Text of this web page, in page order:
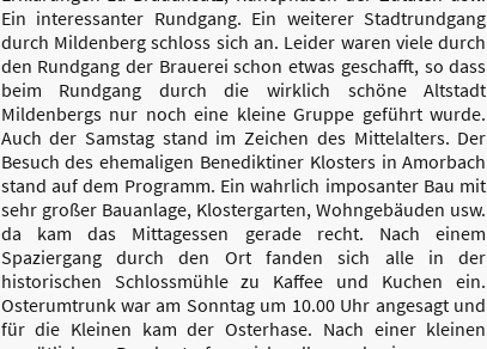
Ein interessanter Rundgang. Ein weiterer Stadtrundgang
durch Mildenberg schloss sich an. Leider waren viele durch
den Rundgang der Brauerei schon etwas geschafft, so dass
beim Rundgang durch die wirklich schöne Altstadt
Mildenbergs nur noch eine kleine Gruppe geführt wurde.
Auch der Samstag stand im Zeichen des Mittelalters. Der
Besuch des ehemaligen Benediktiner Klosters in Amorbach
stand auf dem Programm. Ein wahrlich imposanter Bau mit
sehr großer Bauanlage, Klostergarten, Wohngebäuden usw.
da kam das Mittagessen gerade recht. Nach einem
Spaziergang durch den Ort fanden sich alle in der
historischen Schlossmühle zu Kaffee und Kuchen ein.
Osterumtrunk war am Sonntag um 10.00 Uhr angesagt und
für die Kleinen kam der Osterhase. Nach einer kleinen